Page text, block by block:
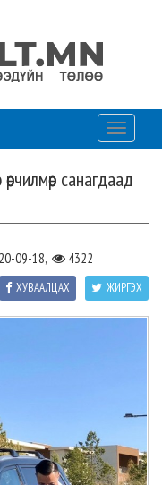
Toggle
санагдаад
09-18, 4322
ЖИРГЭХ
ХУВААЛЦАХ